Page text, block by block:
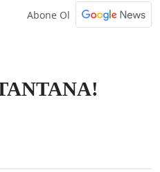
Abone Ol